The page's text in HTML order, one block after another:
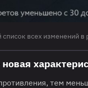
всех изменений
тем